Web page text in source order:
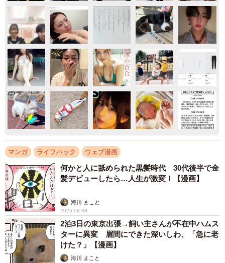
マンガ ライフハック ウェブ漫画
何かと人に舐められた黒髪時代 30代後半で金
髪デビューしたら…人生が激変！【漫画】
海川 まこと
2026.08.08
2泊3日の東京出張→飼い主さんが不在中ハムス
ターに異変 眉間にできた深いしわ、「急に老
けた？」【漫画】
海川 まこと